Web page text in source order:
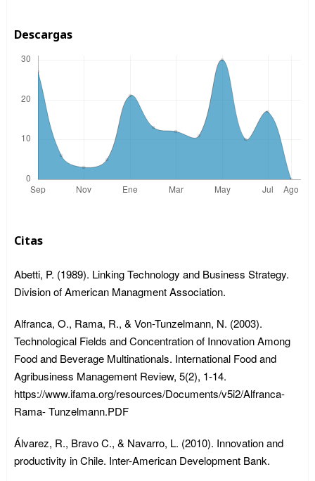
Descargas
Citas
Abetti, P. (1989). Linking Technology and Business Strategy.
Division of American Managment Association.
Alfranca, O., Rama, R., & Von-Tunzelmann, N. (2003).
Technological Fields and Concentration of Innovation Among
Food and Beverage Multinationals. International Food and
Agribusiness Management Review, 5(2), 1-14.
https://www.ifama.org/resources/Documents/v5i2/Alfranca-
Rama- Tunzelmann.PDF
Álvarez, R., Bravo C., & Navarro, L. (2010). Innovation and
productivity in Chile. Inter-American Development Bank.